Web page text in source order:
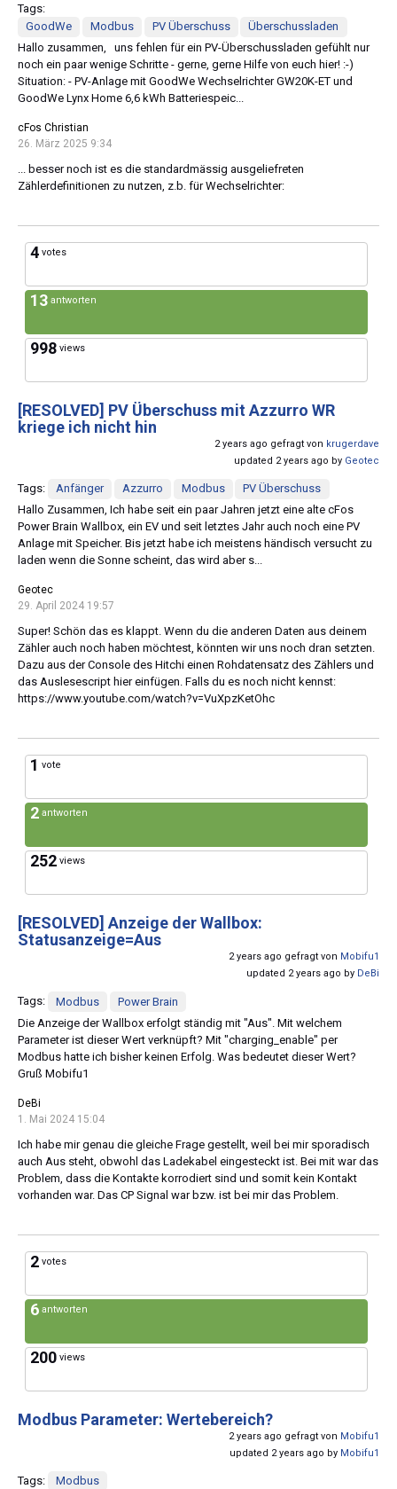
Tags:
GoodWe
Modbus PV Überschuss
Überschussladen
Hallo zusammen, uns fehlen für ein PV-Überschussladen gefühlt nur
noch ein paar wenige Schritte - gerne, gerne Hilfe von euch hier! :-)
Situation: - PV-Anlage mit GoodWe Wechselrichter GW20K-ET und
GoodWe Lynx Home 6,6 kWh Batteriespeic...
cFos Christian
26. März 2025 9:34
... besser noch ist es die standardmässig ausgeliefreten
Zählerdefinitionen zu nutzen, z.b. für Wechselrichter:
4 votes
13 antworten
998 views
[RESOLVED] PV Überschuss mit Azzurro WR
kriege ich nicht hin
2 years ago gefragt von krugerdave
updated 2 years ago by Geotec
Tags: Anfänger Azzurro Modbus
PV Überschuss
Hallo Zusammen, Ich habe seit ein paar Jahren jetzt eine alte cFos
Power Brain Wallbox, ein EV und seit letztes Jahr auch noch eine PV
Anlage mit Speicher. Bis jetzt habe ich meistens händisch versucht zu
laden wenn die Sonne scheint, das wird aber s...
Geotec
29. April 2024 19:57
Super! Schön das es klappt. Wenn du die anderen Daten aus deinem
Zähler auch noch haben möchtest, könnten wir uns noch dran setzten.
Dazu aus der Console des Hitchi einen Rohdatensatz des Zählers und
das Auslesescript hier einfügen. Falls du es noch nicht kennst:
https://www.youtube.com/watch?v=VuXpzKetOhc
1 vote
2 antworten
252 views
[RESOLVED] Anzeige der Wallbox:
Statusanzeige=Aus
2 years ago gefragt von Mobifu1
updated 2 years ago by DeBi
Tags: Modbus
Power Brain
Die Anzeige der Wallbox erfolgt ständig mit "Aus". Mit welchem
Parameter ist dieser Wert verknüpft? Mit "charging_enable" per
Modbus hatte ich bisher keinen Erfolg. Was bedeutet dieser Wert?
Gruß Mobifu1
DeBi
1. Mai 2024 15:04
Ich habe mir genau die gleiche Frage gestellt, weil bei mir sporadisch
auch Aus steht, obwohl das Ladekabel eingesteckt ist. Bei mit war das
Problem, dass die Kontakte korrodiert sind und somit kein Kontakt
vorhanden war. Das CP Signal war bzw. ist bei mir das Problem.
2 votes
6 antworten
200 views
Modbus Parameter: Wertebereich?
2 years ago gefragt von Mobifu1
updated 2 years ago by Mobifu1
Tags: Modbus